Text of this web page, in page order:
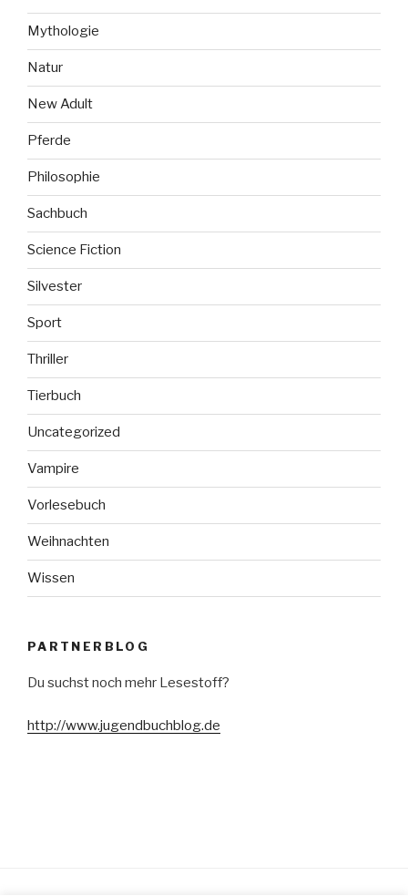
Mythologie
Natur
New Adult
Pferde
Philosophie
Sachbuch
Science Fiction
Silvester
Sport
Thriller
Tierbuch
Uncategorized
Vampire
Vorlesebuch
Weihnachten
Wissen
PARTNERBLOG
Du suchst noch mehr Lesestoff?
http://www.jugendbuchblog.de